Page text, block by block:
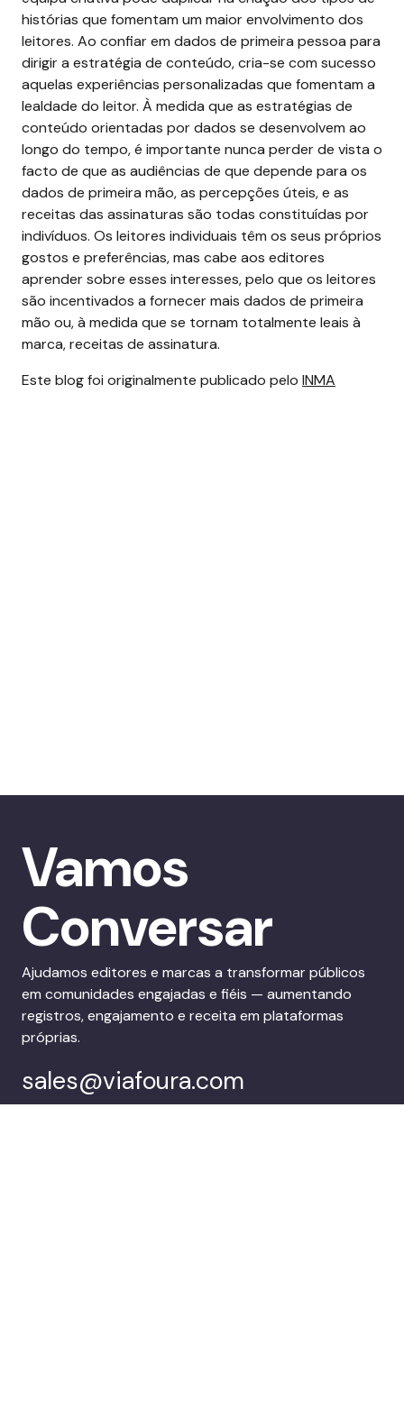
histórias que fomentam um maior envolvimento dos
leitores. Ao confiar em dados de primeira pessoa para
dirigir a estratégia de conteúdo, cria-se com sucesso
aquelas experiências personalizadas que fomentam a
lealdade do leitor. À medida que as estratégias de
conteúdo orientadas por dados se desenvolvem ao
longo do tempo, é importante nunca perder de vista o
facto de que as audiências de que depende para os
dados de primeira mão, as percepções úteis, e as
receitas das assinaturas são todas constituídas por
indivíduos. Os leitores individuais têm os seus próprios
gostos e preferências, mas cabe aos editores
aprender sobre esses interesses, pelo que os leitores
são incentivados a fornecer mais dados de primeira
mão ou, à medida que se tornam totalmente leais à
marca, receitas de assinatura.
Este blog foi originalmente publicado pelo INMA
Vamos
Conversar
Ajudamos editores e marcas a transformar públicos
em comunidades engajadas e fiéis — aumentando
registros, engajamento e receita em plataformas
próprias.
sales@viafoura.com